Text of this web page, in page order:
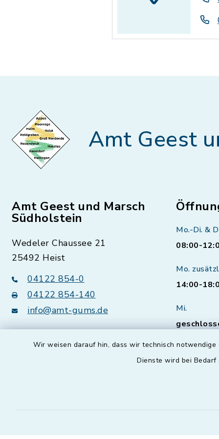
Wir weisen darauf hin, dass wir technisch
Dienste wird bei
Amt Geest
Amt Geest und Marsch
Südholstein
Wedeler Chaussee 21
25492 Heist
04122 854-0
04122 854-140
info@amt-gums.de
Mo.-Di. &
08:00-
Mo.
14:00-
Mi.